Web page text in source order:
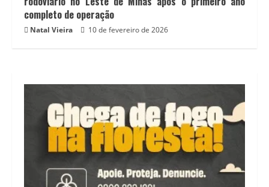
completo de operação
Natal Vieira 10 de fevereiro de 2026